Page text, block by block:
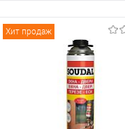
Хит продаж